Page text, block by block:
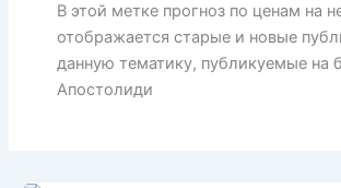
В этой метке прогноз по ценам на
отображается старые и новые
данную тематику, публикуемые на
Апостолиди